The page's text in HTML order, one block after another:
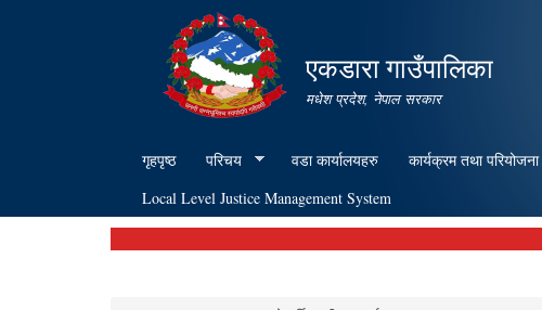
एकडारा गाउँपालिका
मधेश प्रदेश, नेपाल सरकार
गृहपृष्ठ परिचय वडा कार्यालयहरु कार्यक्रम तथा परियोजना
Local Level Justice Management System